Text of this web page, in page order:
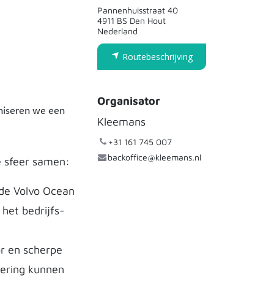
we een
sfeer samen:
Volvo Ocean
het bedrijfs-
en scherpe
kunnen
Pannenhuisstraat 40
4911 BS Den Hout
Nederland
Routebeschrijving
Organisator
Kleemans
+31 161 745 007
backoffice@kleemans.nl